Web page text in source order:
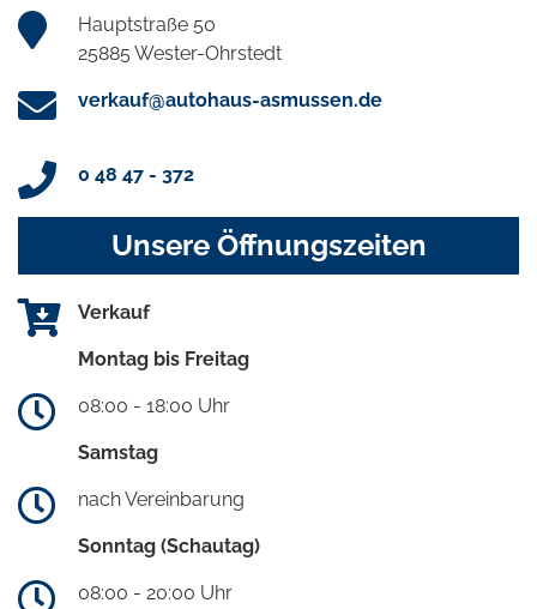
Hauptstraße 50
25885 Wester-Ohrstedt
verkauf@autohaus-asmussen.de
0 48 47 - 372
Unsere Öffnungszeiten
Verkauf
Montag bis Freitag
08:00 - 18:00 Uhr
Samstag
nach Vereinbarung
Sonntag (Schautag)
08:00 - 20:00 Uhr